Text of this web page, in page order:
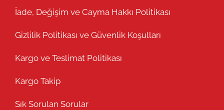
İade, Değişim ve Cayma Hakkı Politikası
Gizlilik Politikası ve Güvenlik Koşulları
Kargo ve Teslimat Politikası
Kargo Takip
Sık Sorulan Sorular